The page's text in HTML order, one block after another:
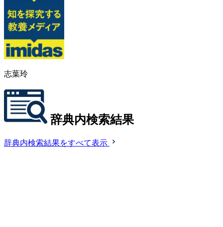
志葉玲
辞典内検索結果
辞典内検索結果をすべて表示